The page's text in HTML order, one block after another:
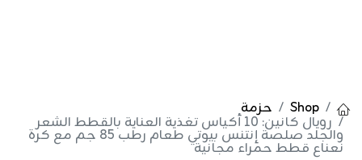
Shop حزمة
رويال كانين: 10 أكياس تغذية العناية بالقطط الشعر
والجلد صلصة إنتنس بيوتي طعام رطب 85 جم مع كرة
نعناع قطط حمراء مجانية